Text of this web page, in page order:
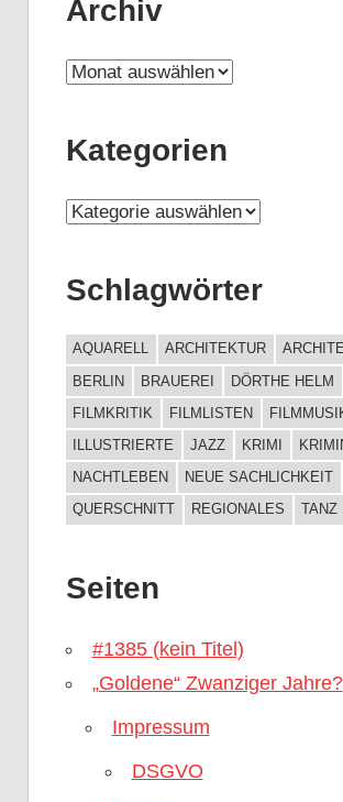
Archiv
A
c
i
Kategorien
K
t
g
o
e
n
Schlagwörter
AQUARELL ARCHITEKTUR
BERLIN
BRAUEREI DÖRTHE HELM
FILMKRITIK
FILMLISTEN
ILLUSTRIERTE
JAZZ KRIMI
NACHTLEBEN
NEUE SACHLICHKEIT
QUERSCHNITT
REGIONALES TANZ
Seiten
#1385 (kein Titel)
„Goldene“ Zwanziger Jahre?
Impressum
DSGVO